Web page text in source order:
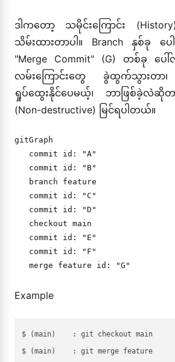
ဒါကတော့ သမိုင်းကြောင်း
သိမ်းထားတာပါ။ Branch နှစ်ခု ပေ
"Merge Commit" (G) တစ်ခု ပေါ်
လမ်းကြောင်းတွေ ခွဲထွက်သွားတာ၊
ရှုပ်ထွေးနိုင်ပေမယ့်၊ ဘာဖြစ်ခဲ့လဲ
(Non-destructive) မြင်ရပါတယ်။
gitGraph
   commit id: "A"
   commit id: "B"
   branch feature
   commit id: "C"
   commit id: "D"
   checkout main
   commit id: "E"
   commit id: "F"
Example
$ (main)    : git checkout main